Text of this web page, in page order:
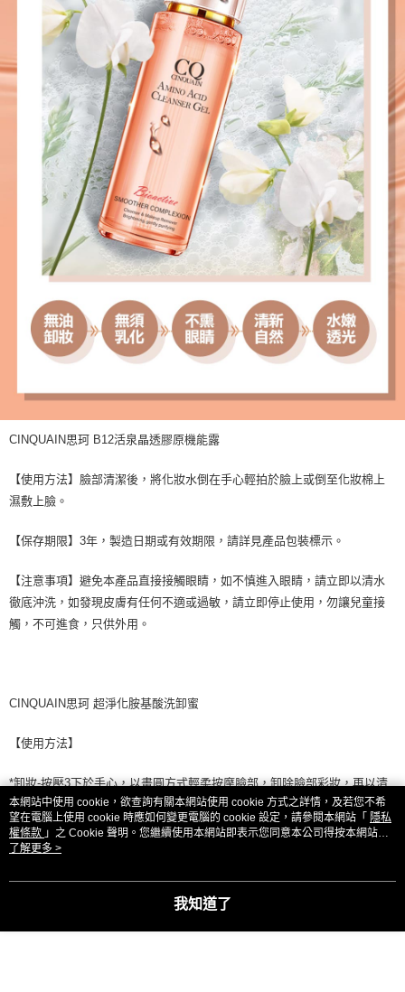
CINQUAIN思珂 B12活泉晶透膠原機能露
【使用方法】臉部清潔後，將化妝水倒在手心輕拍於臉上或倒至化妝棉上
濕敷上臉。
【保存期限】3年，製造日期或有效期限，請詳見產品包裝標示。
【注意事項】避免本產品直接接觸眼睛，如不慎進入眼睛，請立即以清水
徹底沖洗，如發現皮膚有任何不適或過敏，請立即停止使用，勿讓兒童接
觸，不可進食，只供外用。
CINQUAIN思珂 超淨化胺基酸洗卸蜜
【使用方法】
*卸妝-按壓3下於手心，以畫圓方式輕柔按摩臉部，卸除臉部彩妝，再以清
水洗淨
*洗臉-按壓2下於手心，加水搓揉起泡，按摩全臉，再以清水沖洗。
【保存期限】
本網站中使用 cookie，欲查詢有關本網站使用 cookie 方式之詳情，及若您不希
望在電腦上使用 cookie 時應如何變更電腦的 cookie 設定，請參閱本網站「 隱私
權條款 」之 Cookie 聲明。您繼續使用本網站即表示您同意本公司得按本網站使
用條款之 Cookie 聲明使用 cookie。
了解更多 >
我知道了